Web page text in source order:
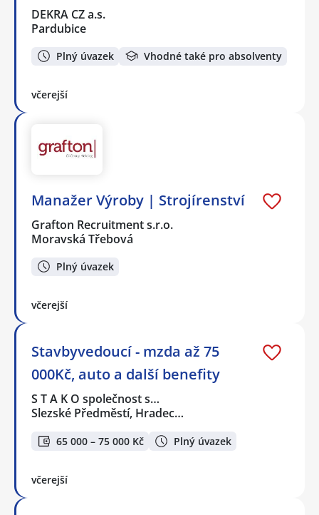
DEKRA CZ a.s.
Pardubice
Plný úvazek Vhodné také pro absolventy
včerejší
Manažer Výroby | Strojírenství
Grafton Recruitment s.r.o.
Moravská Třebová
Plný úvazek
včerejší
Stavbyvedoucí - mzda až 75
000Kč, auto a další benefity
S T A K O společnost s…
Slezské Předměstí, Hradec…
65 000 – 75 000 Kč Plný úvazek
včerejší